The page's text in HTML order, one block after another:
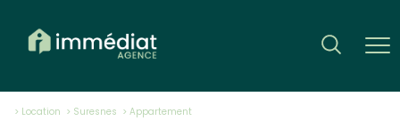
Location Suresnes appartement